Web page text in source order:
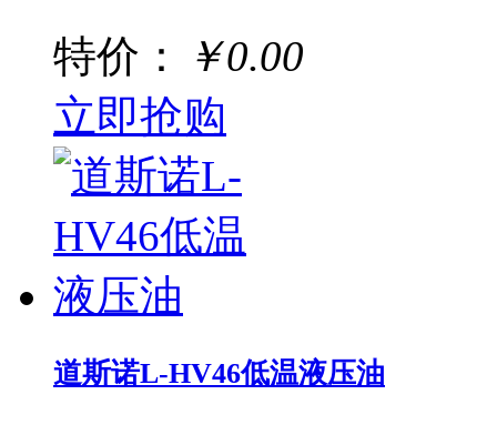
特价：
￥0.00
立即抢购
道斯诺L-HV46低温液压油